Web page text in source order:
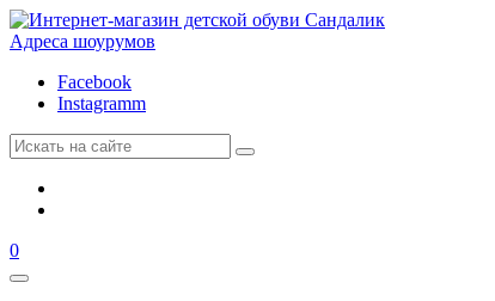
Адреса шоурумов
Facebook
Instagramm
0